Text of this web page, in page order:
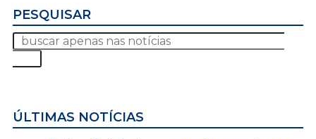
PESQUISAR
ÚLTIMAS NOTÍCIAS